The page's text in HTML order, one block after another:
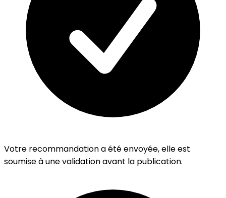
Votre recommandation a été envoyée, elle est
soumise à une validation avant la publication.